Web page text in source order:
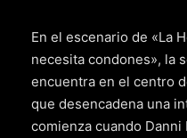
En el escenario de «La
necesita condones», la
encuentra en el centro
que desencadena una
comienza cuando